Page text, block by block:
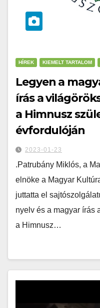
HÍREK KIEMELT TARTALOM
Legyen a
írás a
a Himnusz
évfordulóján
2023-01-23
.Patrubány Miklós, a
elnöke a Magyar
juttatta el
nyelv és a magyar írás
a Himnusz…